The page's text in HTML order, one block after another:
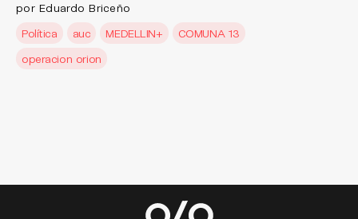
por Eduardo Briceño
Política
auc MEDELLIN+
COMUNA 13
operacion orion